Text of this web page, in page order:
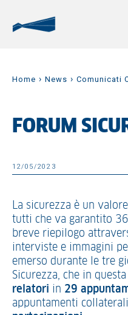
Home › News › Comunicati
FORUM
12/05/2023
La sicurezza è un
tutti che va garantito
breve riepilogo
interviste e immagini
emerso durante le tre
Sicurezza, che in
relatori in 29
appuntamenti